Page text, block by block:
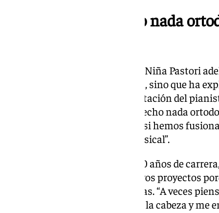
«Nunca hemos hecho nada
Sobre su trabajo ‘Feliz Navidad’, Niña Pastori
al uso como se hace en su tierra, sino que ha
producción de Chaboli y la aportación del
aire: “Nosotros nunca hemos hecho nada
cierto que ese es mi estilo, pero si hemos
Un rollo más abierto a nivel musical”.
Haciendo balance de sus casi 30 años de
siempre está pensando en nuevos proyectos
siempre se le ocurre nuevas ideas. “A veces
rápidamente se me viene algo a la cabeza y me